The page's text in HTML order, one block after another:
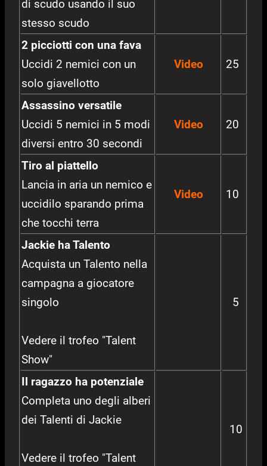
di scudo usando il suo
stesso scudo
2 picciotti con una fava
Uccidi 2 nemici con un
solo giavellotto
Video 25
Assassino versatile
Uccidi 5 nemici in 5 modi
diversi entro 30 secondi
Video 20
Tiro al piattello
Lancia in aria un nemico e
uccidilo sparando prima
che tocchi terra
Video 10
Jackie ha Talento
Acquista un Talento nella
campagna a giocatore
singolo
Vedere il trofeo "Talent
Show"
5
Il ragazzo ha potenziale
Completa uno degli alberi
dei Talenti di Jackie
Vedere il trofeo "Talent
10